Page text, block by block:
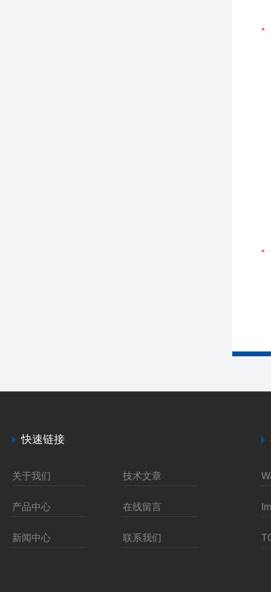
快速链接
关于我们 技术文章
产品中心 在线留言
新闻中心 联系我们